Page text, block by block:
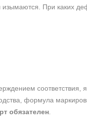
При каких
соответствия,
формула
обязателен